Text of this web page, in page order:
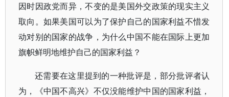
因时因政党而异，不变的是美国外交政策的现实主义
取向。如果美国可以为了保护自己的国家利益不惜发
动对别的国家的战争，为什么中国不能在国际上更加
旗帜鲜明地维护自己的国家利益？
还需要在这里提到的一种批评是，部分批评者认
为，《中国不高兴》不仅没能维护中国的国家利益，